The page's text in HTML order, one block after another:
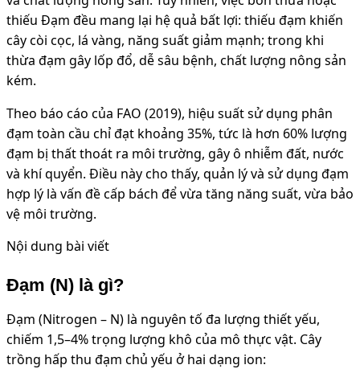
thiếu Đạm đều mang lại hệ quả bất lợi: thiếu đạm khiến
cây còi cọc, lá vàng, năng suất giảm mạnh; trong khi
thừa đạm gây lốp đổ, dễ sâu bệnh, chất lượng nông sản
kém.
Theo báo cáo của FAO (2019), hiệu suất sử dụng phân
đạm toàn cầu chỉ đạt khoảng 35%, tức là hơn 60% lượng
đạm bị thất thoát ra môi trường, gây ô nhiễm đất, nước
và khí quyển. Điều này cho thấy, quản lý và sử dụng đạm
hợp lý là vấn đề cấp bách để vừa tăng năng suất, vừa bảo
vệ môi trường.
Nội dung bài viết
Đạm (N) là gì?
Đạm (Nitrogen – N) là nguyên tố đa lượng thiết yếu,
chiếm 1,5–4% trọng lượng khô của mô thực vật. Cây
trồng hấp thu đạm chủ yếu ở hai dạng ion: